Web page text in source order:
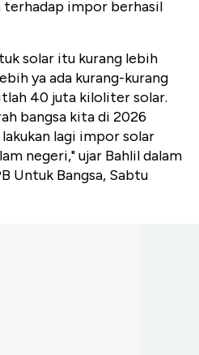
impor berhasil
solar itu kurang lebih
ya ada kurang-kurang
40 juta kiloliter solar.
bangsa kita di 2026
lagi impor solar
negeri," ujar Bahlil dalam
Untuk Bangsa, Sabtu